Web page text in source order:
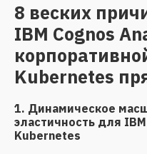
8 веских
IBM Cognos
Kubernetes
1. Динамическое
эластичность для
Kubernetes